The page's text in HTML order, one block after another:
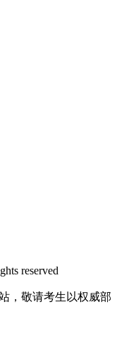
reserved
，敬请考生以权威部